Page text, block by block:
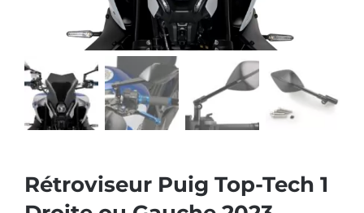
Rétroviseur Puig Top-Tech 1